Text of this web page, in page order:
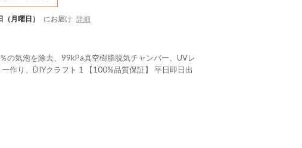
月曜日） にお届け 詳細
の気泡を除去、99kPa真空樹脂脱気チャンバー、UVレ
作り、DIYクラフト 1 【100%品質保証】 平日即日出